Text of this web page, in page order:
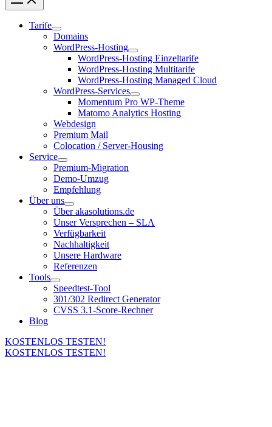
Tarife
Domains
WordPress-Hosting
WordPress-Hosting Einzeltarife
WordPress-Hosting Multitarife
WordPress-Hosting Managed Cloud
WordPress-Services
Momentum Pro WP-Theme
Matomo Analytics Hosting
Webdesign
Premium Mail
Colocation / Server-Housing
Service
Premium-Migration
Demo-Umzug
Empfehlung
Über uns
Über akasolutions.de
Unser Versprechen – SLA
Verfügbarkeit
Nachhaltigkeit
Unsere Hardware
Referenzen
Tools
Speedtest-Tool
301/302 Redirect Generator
CVSS 3.1-Score-Rechner
Blog
KOSTENLOS TESTEN!
KOSTENLOS TESTEN!